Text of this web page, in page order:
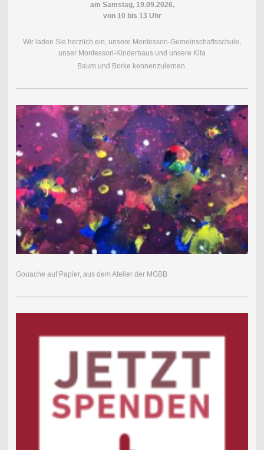
am Samstag, 19.09.2026,
von 10 bis 13 Uhr
Wir laden Sie herzlich ein, unsere Montessori-Gemeinschaftsschule,
unser Montessori-Kinderhaus und unsere Kita
Baum und Borke kennenzulernen.
Gouache auf Papier, aus dem Atelier der MGBB